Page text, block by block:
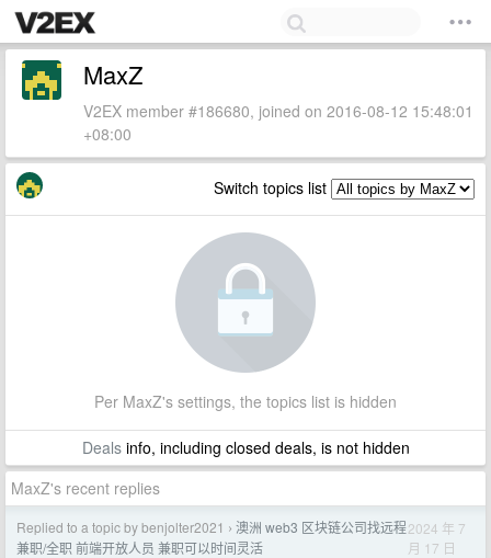
MaxZ
V2EX member #186680, joined on 2016-08-12 15:48:01
+08:00
Switch topics list
Per MaxZ's settings, the topics list is hidden
Dealsinfo, including closed deals, is not hidden
MaxZ's recent replies
Replied to a topic by benjolter2021 › 澳洲 web3 区块链公司找远程
兼职/全职 前端开放人员 兼职可以时间灵活
2024 年 7
月 17 日